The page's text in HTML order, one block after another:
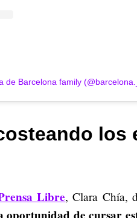
de Barcelona family
los
Libre, Clara Chía,